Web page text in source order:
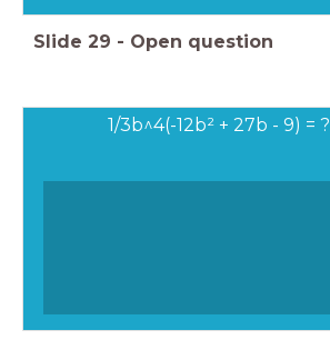
Slide 29 - Open question
1/3b^4(-12b² + 27b - 9) = ?